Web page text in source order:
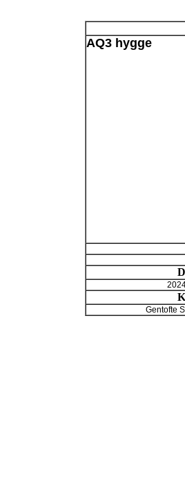
AQ3 hygge
Gentofte